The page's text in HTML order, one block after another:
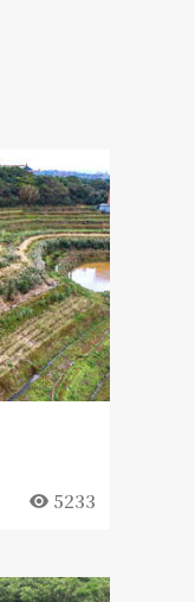
5233